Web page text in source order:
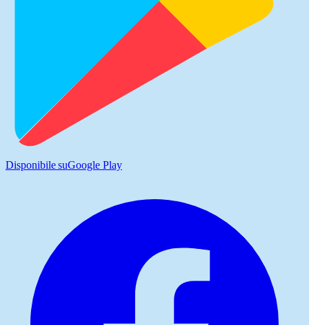
Disponibile suGoogle Play